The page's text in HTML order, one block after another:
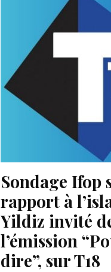
Sondage Ifop
rapport à
Yildiz invité
l’émission
dire”, sur T18